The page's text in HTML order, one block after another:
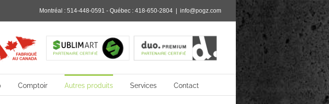
Montréal : 514-448-0591 - Québec : 418-650-2804 info@pogz.com
Comptoir Autres produits Services Contact